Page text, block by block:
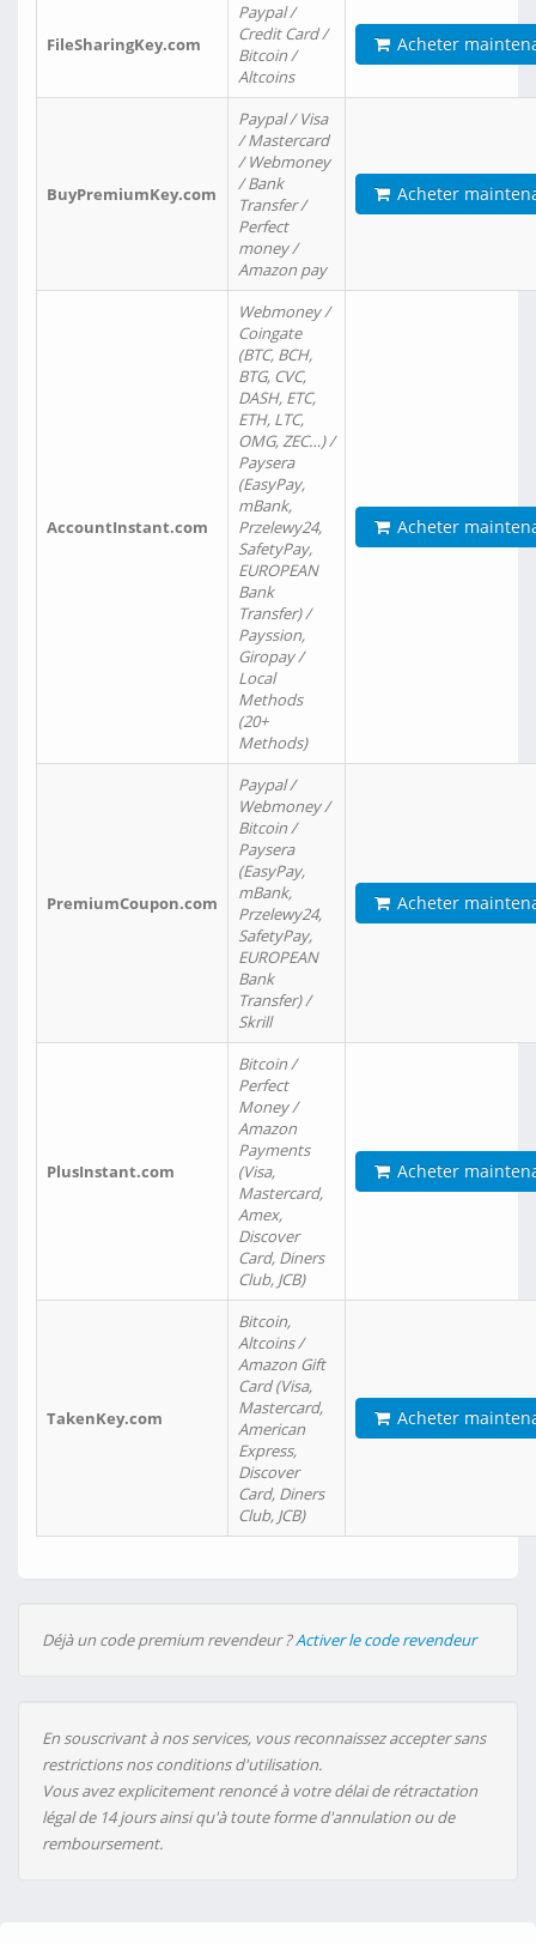
FileSharingKey.com
Paypal /
Credit Card /
Bitcoin /
Altcoins
Acheter
BuyPremiumKey.com
Paypal / Visa
/ Mastercard
/ Webmoney
/ Bank
Transfer /
Perfect
money /
Amazon pay
Acheter
AccountInstant.com
Webmoney /
Coingate
(BTC, BCH,
BTG, CVC,
DASH, ETC,
ETH, LTC,
OMG, ZEC…) /
Paysera
(EasyPay,
mBank,
Przelewy24,
SafetyPay,
EUROPEAN
Bank
Transfer) /
Payssion,
Giropay /
Local
Methods
(20+
Methods)
Acheter
PremiumCoupon.com
Paypal /
Webmoney /
Bitcoin /
Paysera
(EasyPay,
mBank,
Przelewy24,
SafetyPay,
EUROPEAN
Bank
Transfer) /
Skrill
Acheter
PlusInstant.com
Bitcoin /
Perfect
Money /
Amazon
Payments
(Visa,
Mastercard,
Amex,
Discover
Card, Diners
Club, JCB)
Acheter
TakenKey.com
Bitcoin,
Altcoins /
Amazon Gift
Card (Visa,
Mastercard,
American
Express,
Discover
Card, Diners
Club, JCB)
Acheter
Déjà un code premium revendeur ?Activer le code revendeur
En souscrivant à nos services, vous reconnaissez accepter sans
restrictions nos conditions d'utilisation.
Vous avez explicitement renoncé à votre délai de rétractation
légal de 14 jours ainsi qu'à toute forme d'annulation ou de
remboursement.